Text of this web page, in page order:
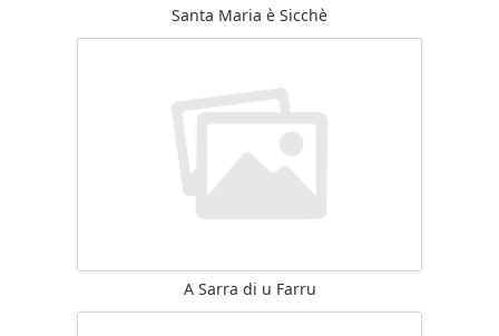
Santa Maria è Sicchè
A Sarra di u Farru